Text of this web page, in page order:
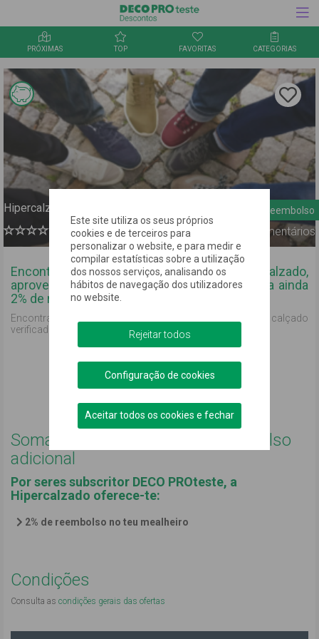
PRÓXIMAS TOP FAVORITAS CATEGORIAS
Inquérito
Informação Link Mágico
Clica
para
a oferta
nos
Hipercalzado PT 2% de reembolso
Comentários
Encontra todo o tipo de calçado na Hipercalzado,
aproveita as melhores promoções e acumula ainda
2% de reembolso!
Encontra uma selecção dos melhores vendedores de calçado
verificados pela Hipercalzado PT
Comprar online
Podemos ajudar?
Soma no teu mealheiro um reembolso
adicional
Por seres subscritor DECO PROteste, a
Hipercalzado oferece-te:
2% de reembolso no teu mealheiro
Condições
Consulta as condições gerais das ofertas
Este site utiliza os seus próprios
cookies e de terceiros para
personalizar o website, e para medir e
compilar estatísticas sobre a utilização
dos nossos serviços, analisando os
hábitos de navegação dos utilizadores
no website.
Configuração de cookies
Rejeitar todos
Aceitar todos os cookies e fechar